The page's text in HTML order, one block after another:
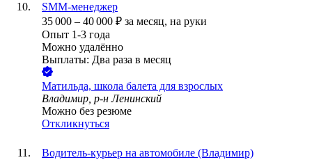
SMM-менеджер
35 000 – 40 000 ₽ за месяц, на руки
Опыт 1-3 года
Можно удалённо
Выплаты: Два раза в месяц
Матильда, школа балета для взрослых
Владимир, р-н Ленинский
Можно без резюме
Откликнуться
Водитель-курьер на автомобиле (Владимир)